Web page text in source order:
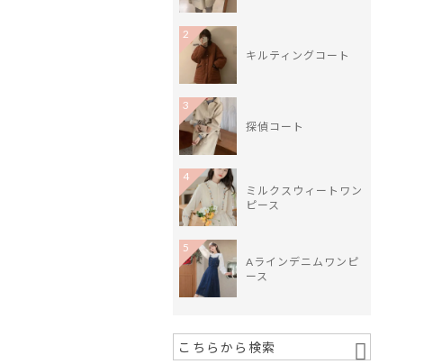
キルティングコート
2
探偵コート
3
ミルクスウィートワン
ピース
4
Aラインデニムワンピ
ース
5